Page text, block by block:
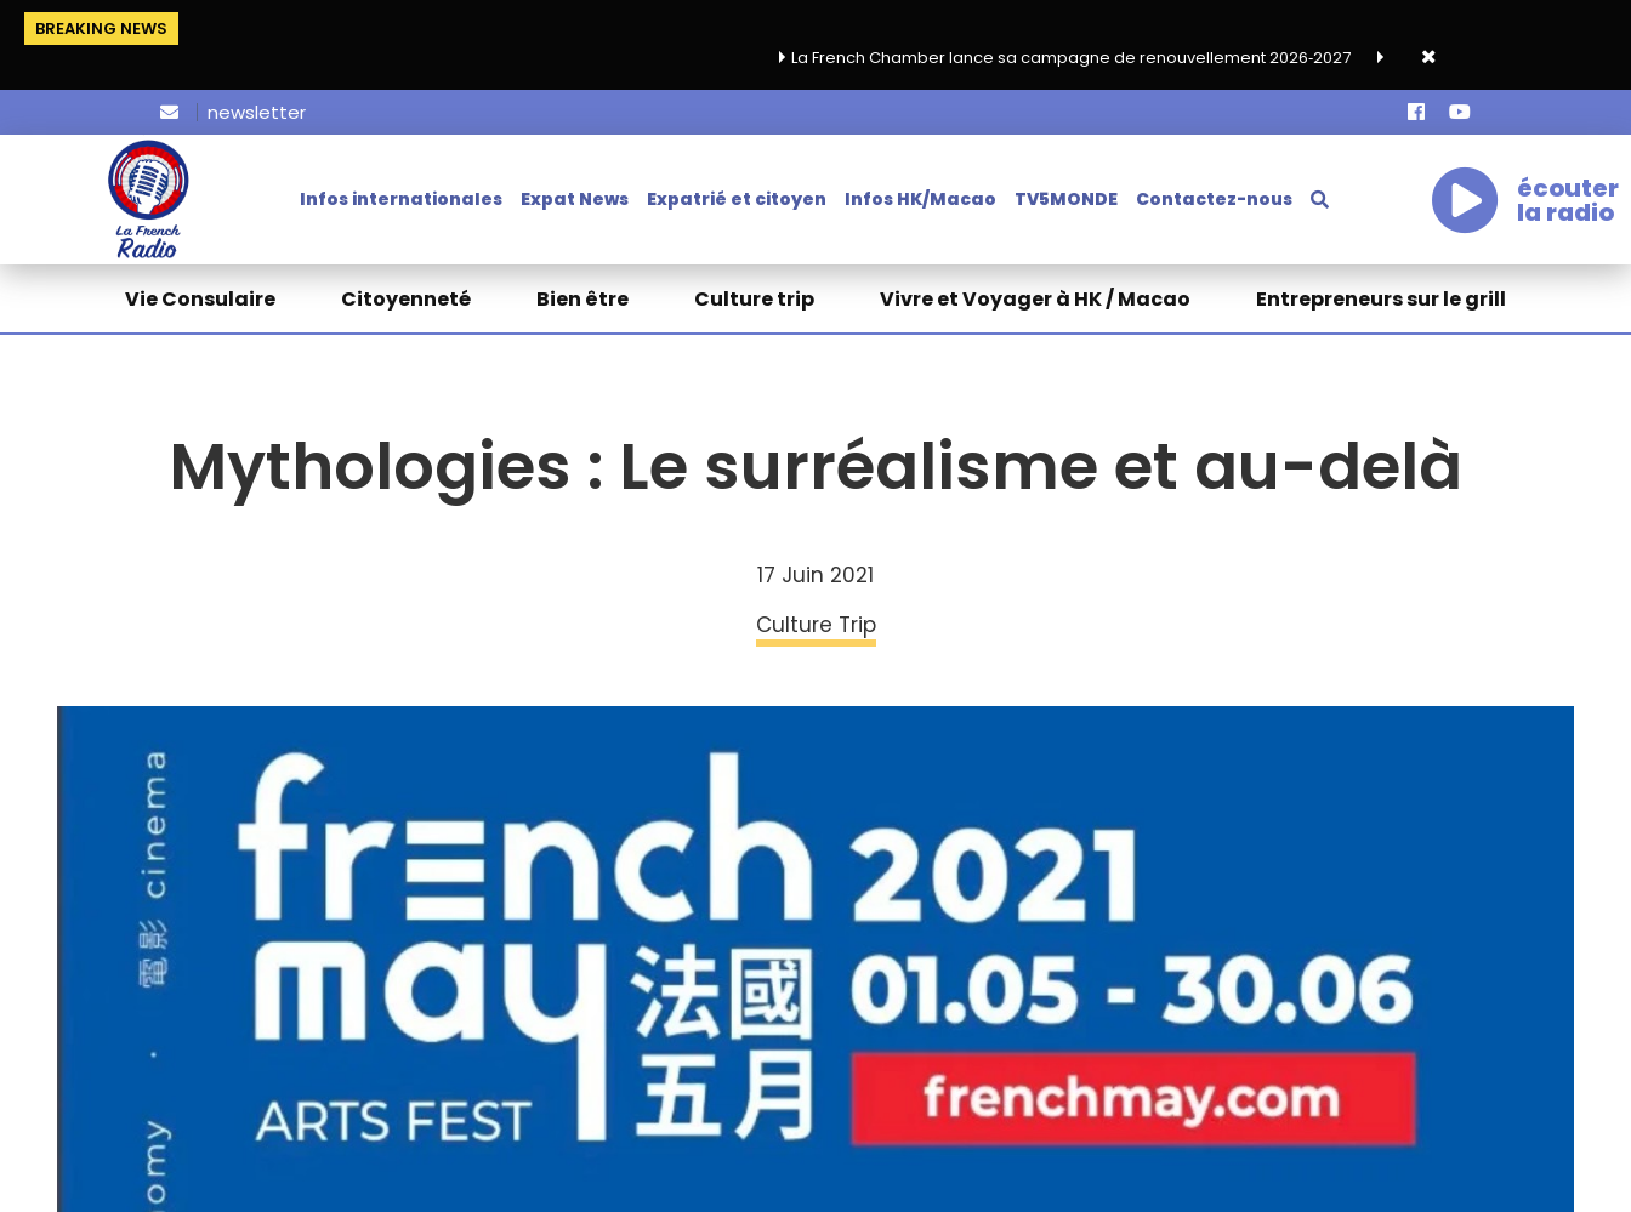
BREAKING NEWS
La French Chamber lance sa campagne de renouvellement 2026‑2027
Grand café de rentrée HKA le vendredi 18
newsletter
Infos internationales Expat News Expatrié et citoyen Infos HK/Macao TV5MONDE Contactez-nous écouter
la radio
Vie Consulaire Citoyenneté Bien être Culture trip Vivre et Voyager à HK / Macao Entrepreneurs sur le grill
Mythologies : Le surréalisme et au-delà
17 Juin 2021
Culture Trip